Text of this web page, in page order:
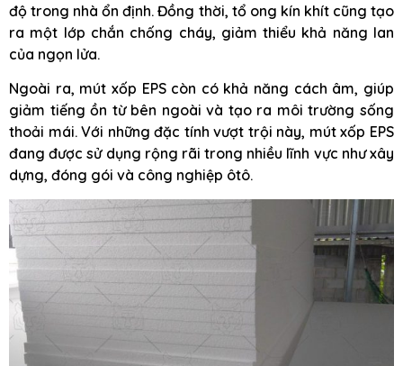
độ trong nhà ổn định. Đồng thời, tổ ong kín khít cũng tạo
ra một lớp chắn chống cháy, giảm thiểu khả năng lan
của ngọn lửa.
Ngoài ra, mút xốp EPS còn có khả năng cách âm, giúp
giảm tiếng ồn từ bên ngoài và tạo ra môi trường sống
thoải mái. Với những đặc tính vượt trội này, mút xốp EPS
đang được sử dụng rộng rãi trong nhiều lĩnh vực như xây
dựng, đóng gói và công nghiệp ôtô.